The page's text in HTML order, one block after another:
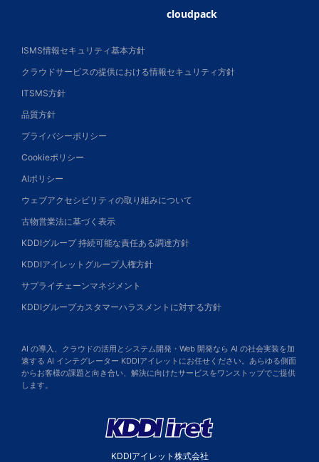
cloudpack
ISMS情報セキュリティ基本方針
クラウドサービスの提供における情報セキュリティ方針
ITSMS方針
品質方針
プライバシーポリシー
Cookieポリシー
AIポリシー
ウェブアクセシビリティの取り組みについて
古物営業法に基づく表示
KDDIグループ 持続可能な責任ある調達方針
KDDIアイレットグループ人権方針
サプライチェーンマネジメント
KDDIグループカスタマーハラスメントに対する方針
AI の導入、クラウドの活用とシステム開発・Web 開発なら AI の社会実装を加
速する AI インテグレーター KDDIアイレットにお任せください。あらゆる側面
からお客様の課題と向き合い、解決に向けたサービスをワンストップでご提供
します。
KDDIアイレット株式会社